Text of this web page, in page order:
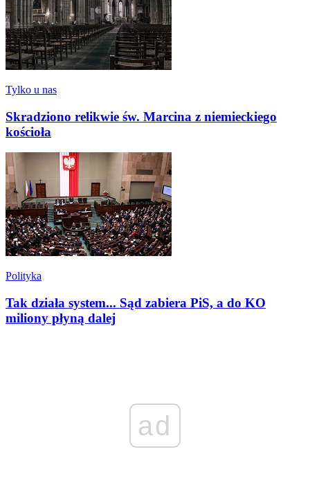
Tylko u nas
Skradziono relikwie św. Marcina z niemieckiego
kościoła
Polityka
Tak działa system... Sąd zabiera PiS, a do KO
miliony płyną dalej
ad